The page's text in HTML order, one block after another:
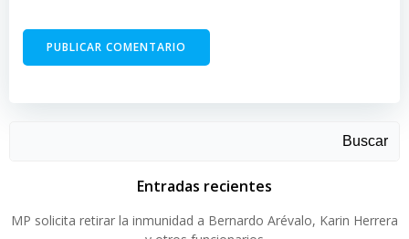
Buscar
Entradas recientes
MP solicita retirar la inmunidad a Bernardo Arévalo, Karin Herrera